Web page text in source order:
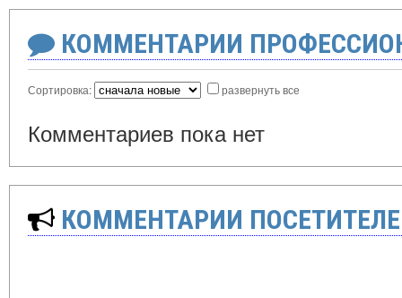
КОММЕНТАРИИ
Сортировка: развернуть все
Комментариев пока нет
КОММЕНТАРИИ